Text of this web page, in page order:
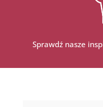
Sprawdź nasze